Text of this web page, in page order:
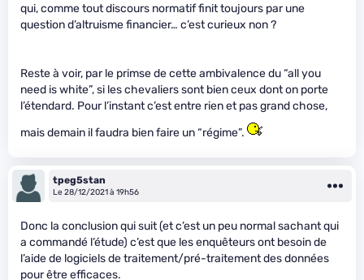
qui, comme tout discours normatif finit toujours par une
question d’altruisme financier… c’est curieux non ?
Reste à voir, par le primse de cette ambivalence du “all you
need is white”, si les chevaliers sont bien ceux dont on porte
l’étendard. Pour l’instant c’est entre rien et pas grand chose,
mais demain il faudra bien faire un “régime”.
tpeg5stan
Le 28/12/2021 à 19h56
Donc la conclusion qui suit (et c’est un peu normal sachant qui
a commandé l’étude) c’est que les enquêteurs ont besoin de
l’aide de logiciels de traitement/pré-traitement des données
pour être efficaces.